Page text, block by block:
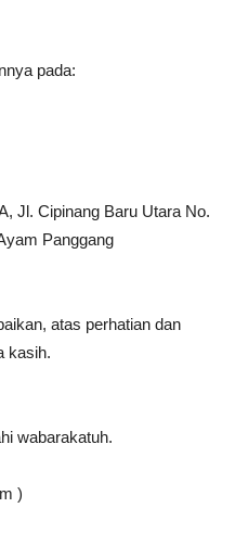
pada:
Jl. Cipinang Baru Utara No.
Panggang
atas perhatian dan
kasih.
wabarakatuh.
)